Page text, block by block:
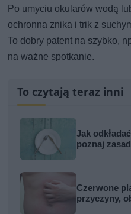
Po umyciu okularów wodą
ochronna znika i trik z
To dobry patent na szybko,
na ważne spotkanie.
To czytają teraz inni
Jak
poznaj
Czerwone
przyczyny,